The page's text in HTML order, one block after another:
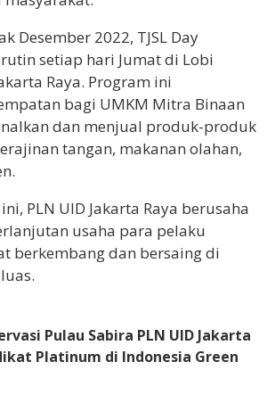
Desember 2022, TJSL Day
setiap hari Jumat di Lobi
Raya. Program ini
bagi UMKM Mitra Binaan
dan menjual produk-produk
tangan, makanan olahan,
PLN UID Jakarta Raya berusaha
usaha para pelaku
berkembang dan bersaing di
Pulau Sabira PLN UID Jakarta
Platinum di Indonesia Green